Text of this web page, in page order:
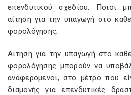
επενδυτικού σχεδίου. Ποιοι
αίτηση για την υπαγωγή στο
φορολόγησης;
Αίτηση για την υπαγωγή στο
φορολόγησης μπορούν να
αναφερόμενοι, στο μέτρο που
διαμονής για επενδυτικές